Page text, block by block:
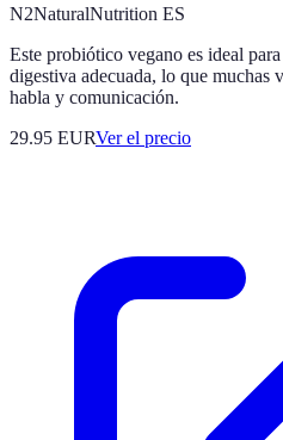
N2NaturalNutrition ES
Este probiótico vegano es ideal
digestiva adecuada, lo que muchas
habla y comunicación.
29.95 EURVer el precio